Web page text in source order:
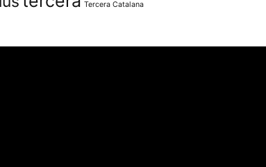
Tercera Catalana